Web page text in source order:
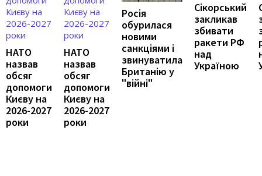
НАТО
назвав
обсяг
допомоги
Києву на
2026-2027
роки
НАТО
назвав
обсяг
допомоги
Києву на
2026-2027
роки
Росія
обурилася
новими
санкціями і
звинуватила
Британію у
"війні"
Сікорський
закликав
збивати
ракети РФ
над
Україною